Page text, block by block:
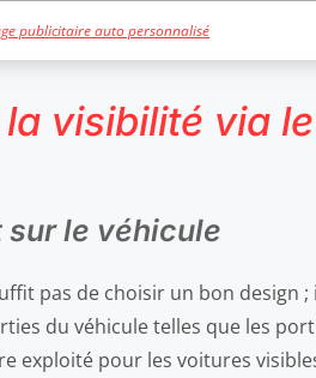
publicitaire auto personnalisé
visibilité via
le véhicule
pas de choisir un bon design
du véhicule telles que les
exploité pour les voitures